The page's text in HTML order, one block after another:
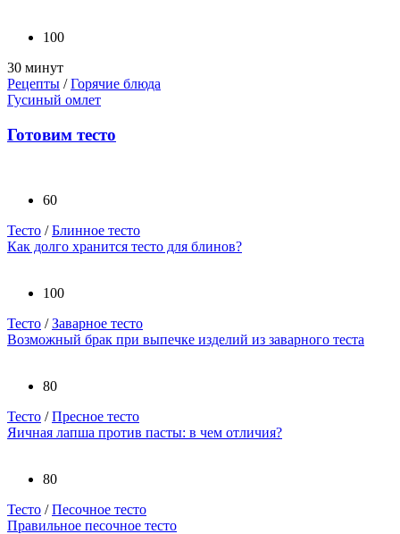
100
30 минут
Рецепты /Горячие блюда
Гусиный омлет
Готовим тесто
60
Тесто /Блинное тесто
Как долго хранится тесто для блинов?
100
Тесто /Заварное тесто
Возможный брак при выпечке изделий из заварного теста
80
Тесто /Пресное тесто
Яичная лапша против пасты: в чем отличия?
80
Тесто /Песочное тесто
Правильное песочное тесто